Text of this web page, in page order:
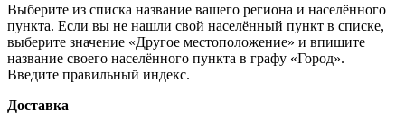
Выберите из списка название вашего региона и населённого
пункта. Если вы не нашли свой населённый пункт в списке,
выберите значение «Другое местоположение» и впишите
название своего населённого пункта в графу «Город».
Введите правильный индекс.
Доставка